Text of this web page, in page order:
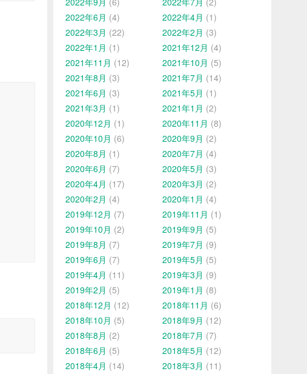
2022年6月 (4) 2022年4月 (1)
2022年3月 (22) 2022年2月 (3)
2022年1月 (1) 2021年12月 (4)
2021年11月 (12) 2021年10月 (5)
2021年8月 (3) 2021年7月 (14)
2021年6月 (3) 2021年5月 (1)
2021年3月 (1) 2021年1月 (2)
2020年12月 (1) 2020年11月 (8)
2020年10月 (6) 2020年9月 (2)
2020年8月 (1) 2020年7月 (4)
2020年6月 (7) 2020年5月 (3)
2020年4月 (17) 2020年3月 (2)
2020年2月 (4) 2020年1月 (4)
2019年12月 (7) 2019年11月 (1)
2019年10月 (2) 2019年9月 (5)
2019年8月 (7) 2019年7月 (9)
2019年6月 (7) 2019年5月 (5)
2019年4月 (11) 2019年3月 (9)
2019年2月 (5) 2019年1月 (8)
2018年12月 (12) 2018年11月 (6)
2018年10月 (5) 2018年9月 (12)
2018年8月 (2) 2018年7月 (7)
2018年6月 (5) 2018年5月 (12)
2018年4月 (14) 2018年3月 (11)